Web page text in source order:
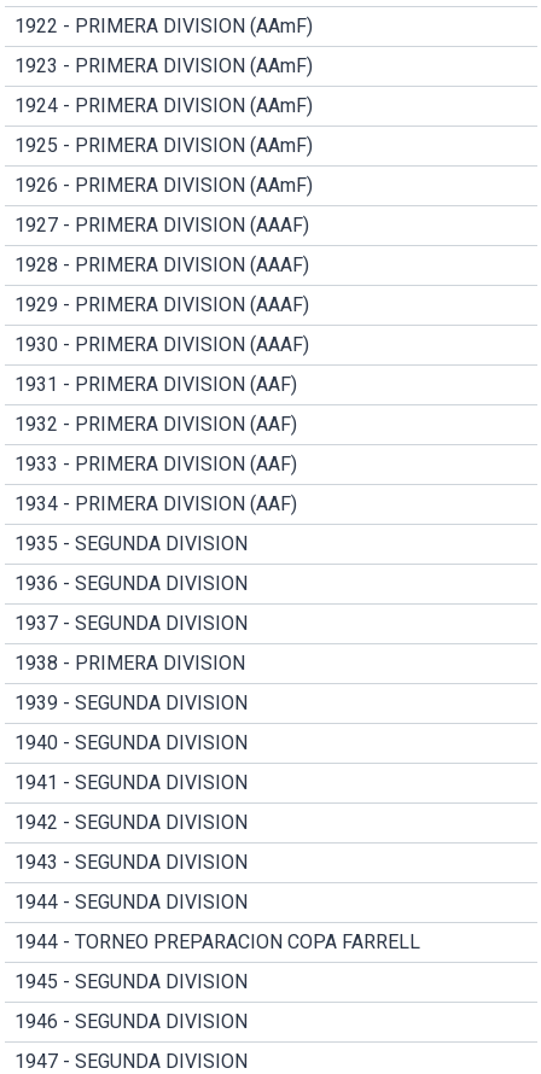
1922 - PRIMERA DIVISION (AAmF)
1923 - PRIMERA DIVISION (AAmF)
1924 - PRIMERA DIVISION (AAmF)
1925 - PRIMERA DIVISION (AAmF)
1926 - PRIMERA DIVISION (AAmF)
1927 - PRIMERA DIVISION (AAAF)
1928 - PRIMERA DIVISION (AAAF)
1929 - PRIMERA DIVISION (AAAF)
1930 - PRIMERA DIVISION (AAAF)
1931 - PRIMERA DIVISION (AAF)
1932 - PRIMERA DIVISION (AAF)
1933 - PRIMERA DIVISION (AAF)
1934 - PRIMERA DIVISION (AAF)
1935 - SEGUNDA DIVISION
1936 - SEGUNDA DIVISION
1937 - SEGUNDA DIVISION
1938 - PRIMERA DIVISION
1939 - SEGUNDA DIVISION
1940 - SEGUNDA DIVISION
1941 - SEGUNDA DIVISION
1942 - SEGUNDA DIVISION
1943 - SEGUNDA DIVISION
1944 - SEGUNDA DIVISION
1944 - TORNEO PREPARACION COPA FARRELL
1945 - SEGUNDA DIVISION
1946 - SEGUNDA DIVISION
1947 - SEGUNDA DIVISION